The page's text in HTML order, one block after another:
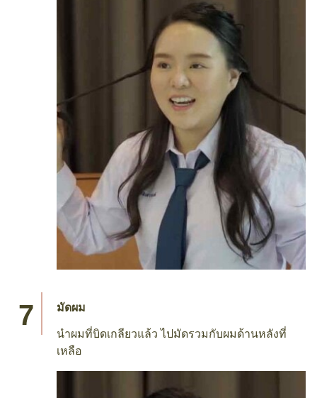
มัดผม
นำผมที่บิดเกลียวแล้ว ไปมัดรวมกับผมด้านหลังที่
เหลือ